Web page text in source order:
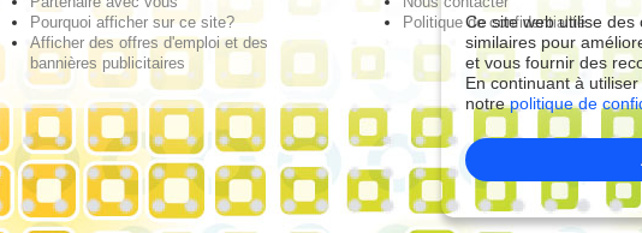
Pourquoi afficher sur ce site?
Afficher des offres d'emploi et des
bannières publicitaires
Politique de confidentialité
Ce site web utilise
similaires pour
et vous fournir des
En continuant à
notrepolitique de